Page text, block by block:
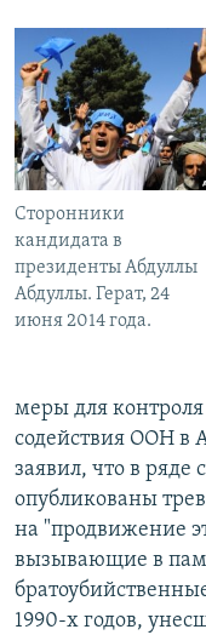
Сторонники
кандидата в
президенты Абдуллы
Абдуллы. Герат, 24
июня 2014 года.
меры для
содействия ООН в
заявил, что в ряде
опубликованы
на "продвижение
вызывающие в
1990-х годов,